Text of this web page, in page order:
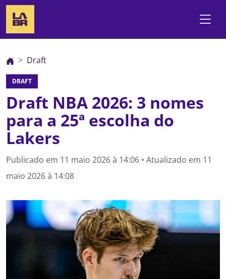
Draft
DRAFT
Draft NBA 2026: 3 nomes
para a 25ª escolha do
Lakers
Publicado em 11 maio 2026 à 14:06 • Atualizado em 11
maio 2026 à 14:08